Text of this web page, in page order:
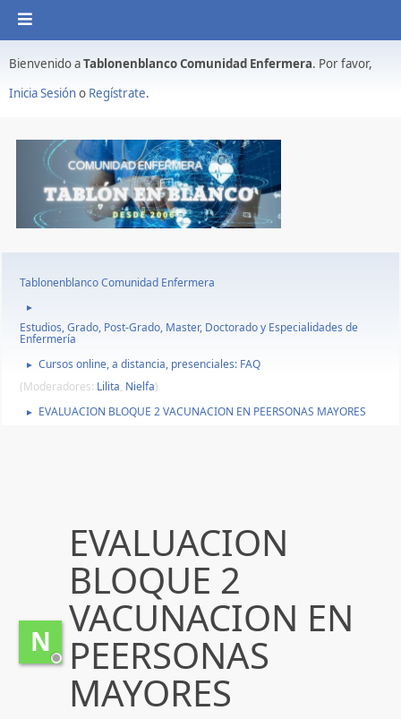
Bienvenido aTablonenblanco Comunidad Enfermera. Por favor,
Inicia Sesióno Regístrate.
Tablonenblanco Comunidad Enfermera
►
Estudios, Grado, Post-Grado, Master, Doctorado y Especialidades de
Enfermería
►
Cursos online, a distancia, presenciales: FAQ
(Moderadores: Lilita, Nielfa)
► EVALUACION BLOQUE 2 VACUNACION EN PEERSONAS MAYORES
N
EVALUACION
BLOQUE 2
VACUNACION EN
PEERSONAS
MAYORES